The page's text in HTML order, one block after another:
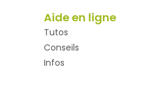
Aide en ligne
Tutos
Conseils
Infos